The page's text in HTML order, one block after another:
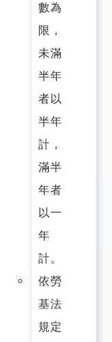
數為
限，
未滿
半年
者以
半年
計，
滿半
年者
以一
年
計。
依勞
基法
規定